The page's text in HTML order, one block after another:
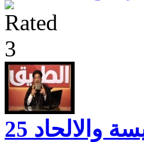
والالحاد 25